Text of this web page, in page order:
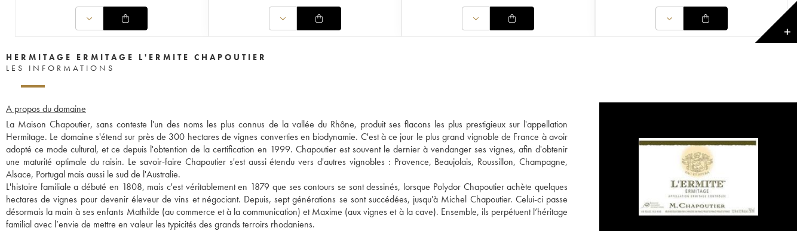
✕
HERMITAGE ERMITAGE L'ERMITE CHAPOUTIER
LES INFORMATIONS
A propos du domaine
La Maison Chapoutier, sans conteste l'un des noms les plus connus de la vallée du Rhône, produit ses flacons les plus prestigieux sur l'appellation
Hermitage. Le domaine s'étend sur près de 300 hectares de vignes converties en biodynamie. C'est à ce jour le plus grand vignoble de France à avoir
adopté ce mode cultural, et ce depuis l'obtention de la certification en 1999. Chapoutier est souvent le dernier à vendanger ses vignes, afin d'obtenir
une maturité optimale du raisin. Le savoir-faire Chapoutier s'est aussi étendu vers d'autres vignobles : Provence, Beaujolais, Roussillon, Champagne,
Alsace, Portugal mais aussi le sud de l'Australie.
L'histoire familiale a débuté en 1808, mais c'est véritablement en 1879 que ses contours se sont dessinés, lorsque Polydor Chapoutier achète quelques
hectares de vignes pour devenir éleveur de vins et négociant. Depuis, sept générations se sont succédées, jusqu'à Michel Chapoutier. Celui-ci passe
désormais la main à ses enfants Mathilde (au commerce et à la communication) et Maxime (aux vignes et à la cave). Ensemble, ils perpétuent l’héritage
familial avec l’envie de mettre en valeur les typicités des grands terroirs rhodaniens.